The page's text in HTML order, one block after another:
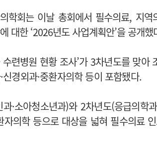
학회는 이날 총회에서 필수의료, 지
대한 ‘2026년도 사업계획안’을 공개했
련병원 현황 조사’가 3차년도를 맞아
경외과·중환자의학 등이 포함됐다.
과·소아청소년과)와 2차년도(응급의
의학 등으로 대상을 넓혀 필수의료